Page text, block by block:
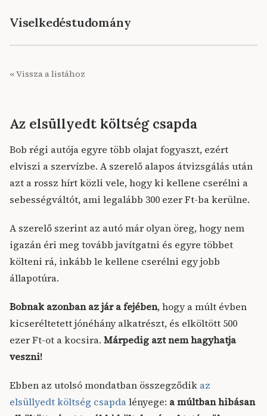
Viselkedéstudomány
« Vissza a listához
Az elsüllyedt költség csapda
Bob régi autója egyre több olajat fogyaszt, ezért
elviszi a szervízbe. A szerelő alapos átvizsgálás után
azt a rossz hírt közli vele, hogy ki kellene cserélni a
sebességváltót, ami legalább 300 ezer Ft-ba kerülne.
A szerelő szerint az autó már olyan öreg, hogy nem
igazán éri meg tovább javítgatni és egyre többet
költeni rá, inkább le kellene cserélni egy jobb
állapotúra.
Bobnak azonban az jár a fejében, hogy a múlt évben
kicseréltetett jónéhány alkatrészt, és elköltött 500
ezer Ft-ot a kocsira. Márpedig azt nem hagyhatja
veszni!
Ebben az utolsó mondatban összegződik az
elsüllyedt költség csapdalényege: a múltban hibásan